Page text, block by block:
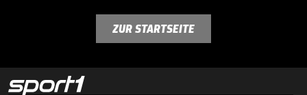
ZUR STARTSEITE